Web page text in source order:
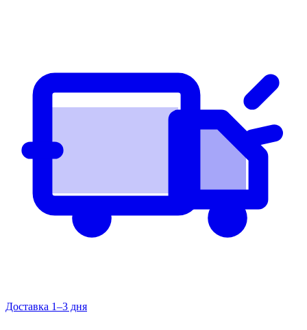
Доставка 1–3 дня